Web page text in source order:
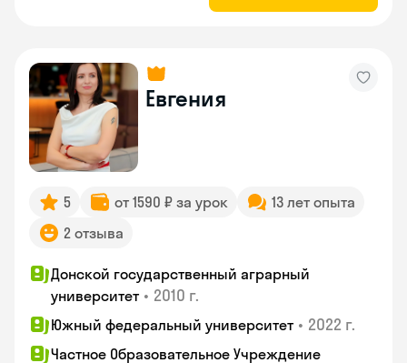
Евгения
5 от 1590 ₽ за урок
13 лет опыта
2 отзыва
Донской государственный аграрный
университет • 2010 г.
Южный федеральный университет • 2022 г.
Частное Образовательное Учреждение